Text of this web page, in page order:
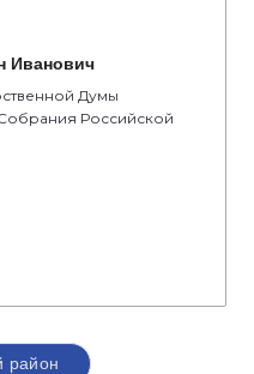
Иванович
Думы
Российской
район